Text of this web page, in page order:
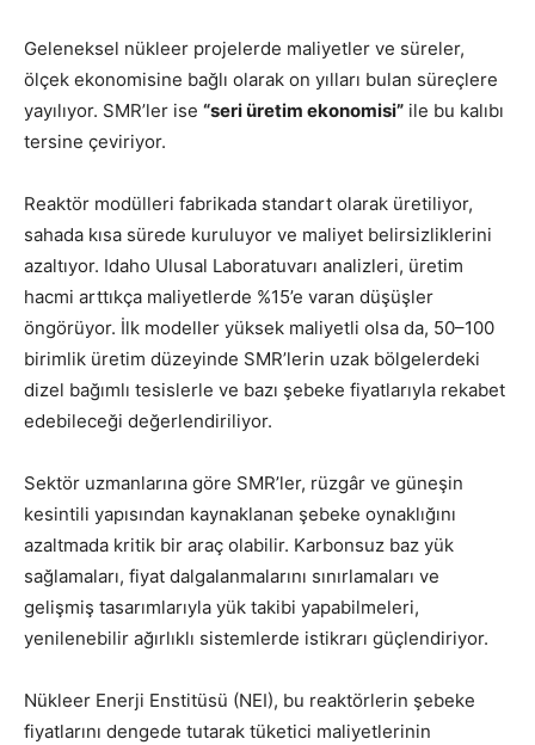
Geleneksel nükleer projelerde maliyetler ve süreler,
ölçek ekonomisine bağlı olarak on yılları bulan süreçlere
yayılıyor. SMR’ler ise “seri üretim ekonomisi” ile bu kalıbı
tersine çeviriyor.
Reaktör modülleri fabrikada standart olarak üretiliyor,
sahada kısa sürede kuruluyor ve maliyet belirsizliklerini
azaltıyor. Idaho Ulusal Laboratuvarı analizleri, üretim
hacmi arttıkça maliyetlerde %15’e varan düşüşler
öngörüyor. İlk modeller yüksek maliyetli olsa da, 50–100
birimlik üretim düzeyinde SMR’lerin uzak bölgelerdeki
dizel bağımlı tesislerle ve bazı şebeke fiyatlarıyla rekabet
edebileceği değerlendiriliyor.
Sektör uzmanlarına göre SMR’ler, rüzgâr ve güneşin
kesintili yapısından kaynaklanan şebeke oynaklığını
azaltmada kritik bir araç olabilir. Karbonsuz baz yük
sağlamaları, fiyat dalgalanmalarını sınırlamaları ve
gelişmiş tasarımlarıyla yük takibi yapabilmeleri,
yenilenebilir ağırlıklı sistemlerde istikrarı güçlendiriyor.
Nükleer Enerji Enstitüsü (NEI), bu reaktörlerin şebeke
fiyatlarını dengede tutarak tüketici maliyetlerinin